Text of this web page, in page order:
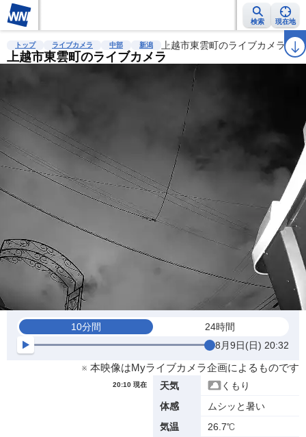
検索 現在地
雨雲レーダー 台風情報 地震情報 警報・注意報 2週間天気 ラ
トップ ライブカメラ 中部 新潟 上越市東雲町のライブカメラ
上越市東雲町のライブカメラ
10分間
24時間
8月9日(日) 20:32
※ 本映像はMyライブカメラ企画によるものです
20:10 現在 天気
くもり
体感
ムシッと暑い
気温
26.7℃